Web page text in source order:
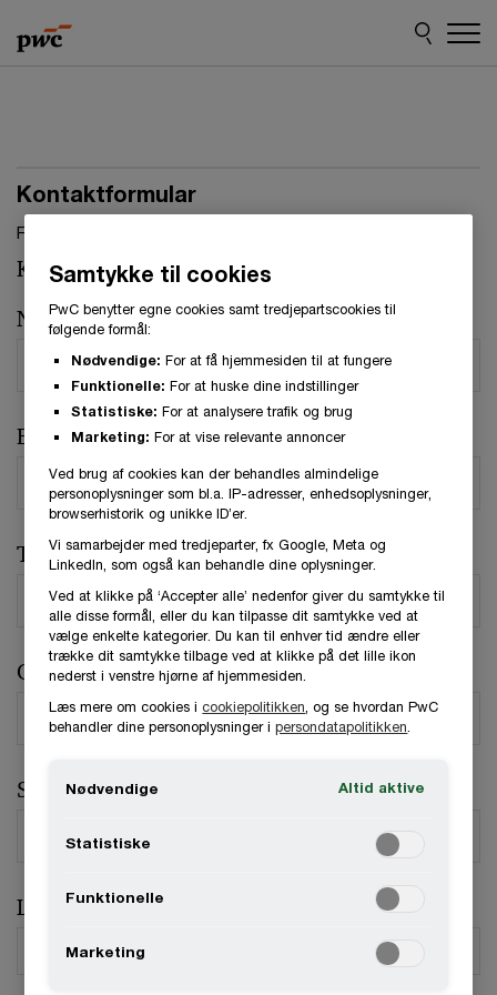
to
content
to
footer
Kontaktformular
Felter, markeret med stjerne, skal udfyldes.(
Kontaktperson:Rune Kjeldsen
Navn*
E-mail*
Telefonnummer
Organisation / Virksomhed
Stilling
Land *
Samtykke til cookies
PwC benytter egne cookies samt tredjepartscookies til
følgende formål:
Nødvendige: For at få hjemmesiden til at fungere
Funktionelle: For at huske dine indstillinger
Statistiske: For at analysere trafik og brug
Marketing: For at vise relevante annoncer
Ved brug af cookies kan der behandles almindelige
personoplysninger som bl.a. IP-adresser, enhedsoplysninger,
browserhistorik og unikke ID’er.
Vi samarbejder med tredjeparter, fx Google, Meta og
LinkedIn, som også kan behandle dine oplysninger.
Ved at klikke på ‘Accepter alle’ nedenfor giver du samtykke til
alle disse formål, eller du kan tilpasse dit samtykke ved at
vælge enkelte kategorier. Du kan til enhver tid ændre eller
trække dit samtykke tilbage ved at klikke på det lille ikon
nederst i venstre hjørne af hjemmesiden.
Læs mere om cookies icookiepolitikken , og se hvordan PwC
behandler dine personoplysninger ipersondatapolitikken
Nødvendige Altid aktive
Statistiske
Funktionelle
Marketing